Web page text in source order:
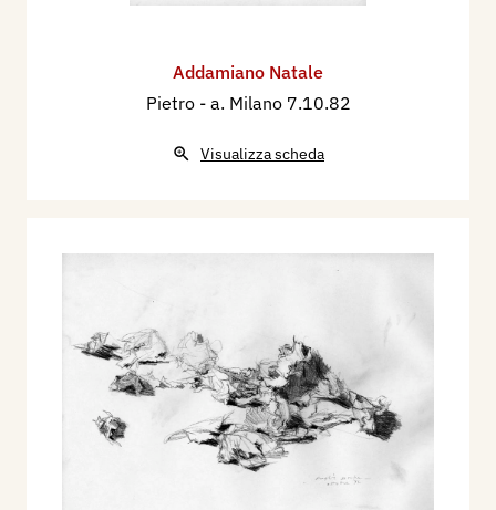
Addamiano Natale
Pietro - a. Milano 7.10.82
Visualizza scheda